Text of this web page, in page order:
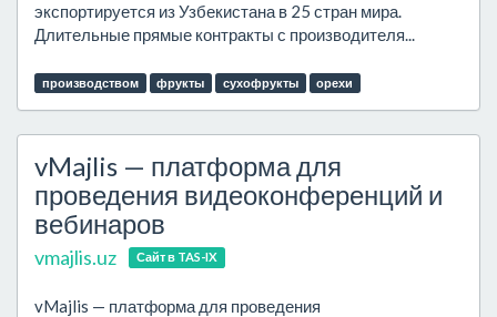
экспортируется из Узбекистана в 25 стран мира.
Длительные прямые контракты с производителя...
производством фрукты сухофрукты орехи
vMajlis — платформа для
проведения видеоконференций и
вебинаров
vmajlis.uz Сайт в TAS-IX
vMajlis — платформа для проведения